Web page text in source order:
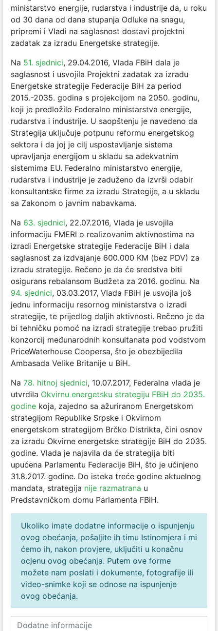
ministarstvo energije, rudarstva i industrije da, u roku
od 30 dana od dana stupanja Odluke na snagu,
pripremi i Vladi na saglasnost dostavi projektni
zadatak za izradu Energetske strategije.
Na 51. sjednici, 29.04.2016, Vlada FBiH dala je
saglasnost i usvojila Projektni zadatak za izradu
Energetske strategije Federacije BiH za period
2015.-2035. godina s projekcijom na 2050. godinu,
koji je predložilo Federalno ministarstva energije,
rudarstva i industrije. U saopštenju je navedeno da
Strategija uključuje potpunu reformu energetskog
sektora i da joj je cilj uspostavljanje sistema
upravljanja energijom u skladu sa adekvatnim
sistemima EU. Federalno ministarstvo energije,
rudarstva i industrije je zaduženo da izvrši odabir
konsultantske firme za izradu Strategije, a u skladu
sa Zakonom o javnim nabavkama.
Na 63. sjednici, 22.07.2016, Vlada je usvojila
informaciju FMERI o realizovanim aktivnostima na
izradi Energetske strategije Federacije BiH i dala
saglasnost za izdvajanje 600.000 KM (bez PDV) za
izradu strategije. Rečeno je da će sredstva biti
osigurans rebalansom Budžeta za 2016. godinu. Na
94. sjednici, 03.03.2017, Vlada FBiH je usvojla još
jednu informaciju resornog ministarstva o izradi
strategije, te prijedlog daljih aktivnosti. Rečeno je da
bi tehničku pomoć na izradi strategije trebao pružiti
konzorcij međunarodnih konsultanata pod vodstvom
PriceWaterhouse Coopersa, što je obezbijedila
Ambasada Velike Britanije u BiH.
Na 78. hitnoj sjednici, 10.07.2017, Federalna vlada je
utvrdila Okvirnu energetsku strategiju FBiH do 2035.
godine koja, zajedno sa ažuriranom Energetskom
strategijom Republike Srpske i Okvirnom
energetskom strategijom Brčko Distrikta, čini osnov
za izradu Okvirne energetske strategije BiH do 2035.
godine. Vlada je najavila da će strategija biti
upućena Parlamentu Federacije BiH, što je učinjeno
31.8.2017. godine. Do isteka treće godine aktuelnog
mandata, strategija nije razmatrana u
Predstavničkom domu Parlamenta FBiH.
Ukoliko imate dodatne informacije o ispunjenju
ovog obećanja, pošaljite ih timu Istinomjera i mi
ćemo ih, nakon provjere, uključiti u konačnu
ocjenu ovog obećanja. Putem ove forme
možete nam poslati i dokumente, fotografije ili
video-snimke koji se odnose na ispunjenje
ovog obećanja.